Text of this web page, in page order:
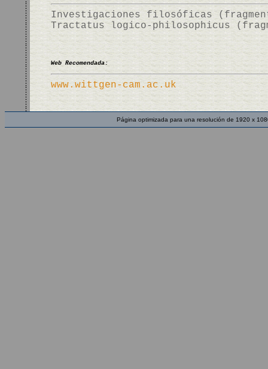
Investigaciones filosóficas
Tractatus logico-philosophicus
Web Recomendada:
www.wittgen-cam.ac.uk
Página optimizada para una resolución de 1920 x